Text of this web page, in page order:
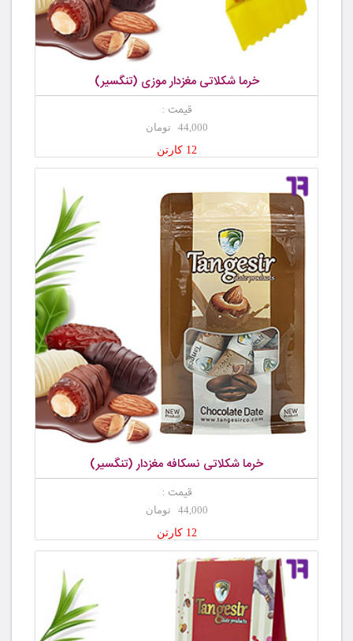
خرما شکلاتی مغزدار موزی (تنگسیر)
قیمت :
44,000 تومان
12 کارتن
خرما شکلاتی نسکافه مغزدار (تنگسیر)
قیمت :
44,000 تومان
12 کارتن